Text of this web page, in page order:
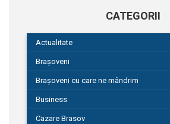
CATEGORII
Actualitate
Brașoveni
Brașoveni cu care ne mândrim
Business
Cazare Brasov